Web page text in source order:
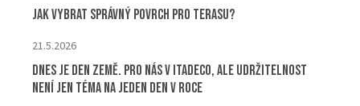
Jak vybrat správný povrch pro terasu?
21.5.2026
Dnes je Den Země. Pro nás v ITADECO, ale udržitelnost
není jen téma na jeden den v roce